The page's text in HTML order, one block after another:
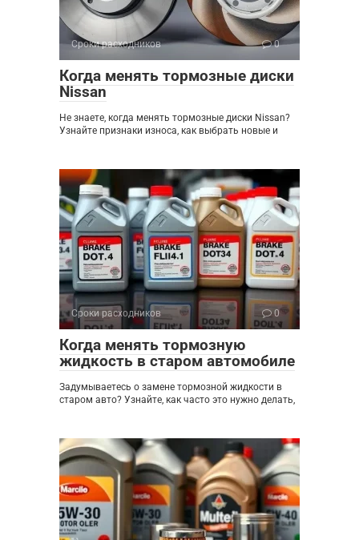
Сроки расходников 0
Когда менять тормозные диски
Nissan
Не знаете, когда менять тормозные диски Nissan?
Узнайте признаки износа, как выбрать новые и
Сроки расходников 0
Когда менять тормозную
жидкость в старом автомобиле
Задумываетесь о замене тормозной жидкости в
старом авто? Узнайте, как часто это нужно делать,